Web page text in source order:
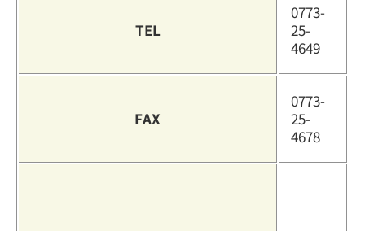
TEL
0773-
25-
4649
FAX
0773-
25-
4678